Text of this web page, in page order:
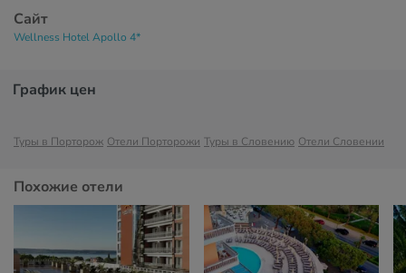
Сайт
Wellness Hotel Apollo 4*
График цен
Туры в Порторож Отели Порторожи Туры в Словению Отели Словении
Похожие отели